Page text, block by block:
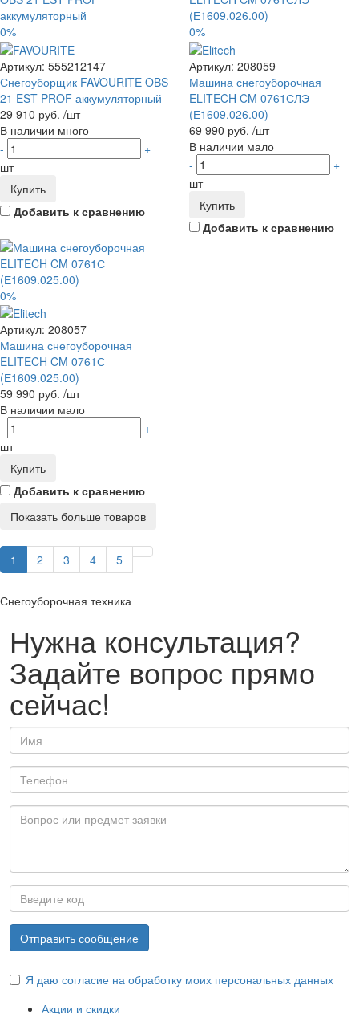
0%
Артикул: 555212147
Снегоуборщик FAVOURITE OBS
21 EST PROF аккумуляторный
29 910 руб. /шт
В наличии много
-
+
шт
Купить
Добавить к сравнению
0%
Артикул: 208059
Машина снегоуборочная
ELITECH CM 0761СЛЭ
(Е1609.026.00)
69 990 руб. /шт
В наличии мало
-
+
шт
Купить
Добавить к сравнению
0%
Артикул: 208057
Машина снегоуборочная
ELITECH CM 0761С
(Е1609.025.00)
59 990 руб. /шт
В наличии мало
-
+
шт
Купить
Добавить к сравнению
Показать больше товаров
1 2 3 4 5
Снегоуборочная техника
Нужна консультация?
Задайте вопрос прямо
сейчас!
Отправить сообщение
Я даю согласие на обработку моих персональных данных
Акции и скидки